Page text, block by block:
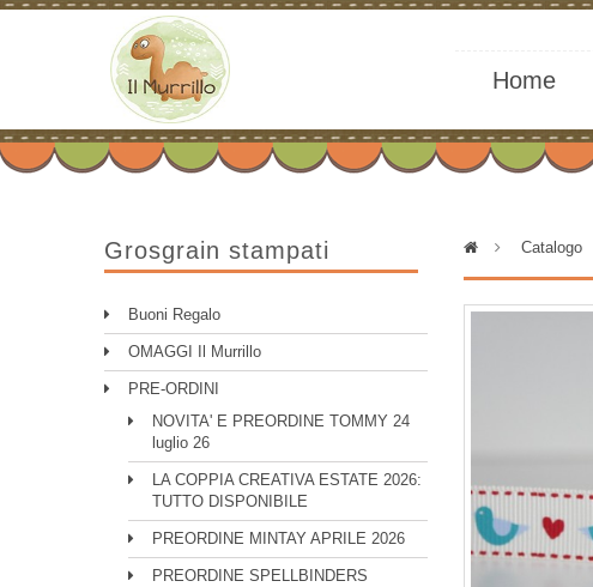
Home
Grosgrain stampati
Buoni Regalo
OMAGGI Il Murrillo
PRE-ORDINI
NOVITA' E PREORDINE TOMMY 24
luglio 26
LA COPPIA CREATIVA ESTATE 2026:
TUTTO DISPONIBILE
PREORDINE MINTAY APRILE 2026
PREORDINE SPELLBINDERS
> Catalogo